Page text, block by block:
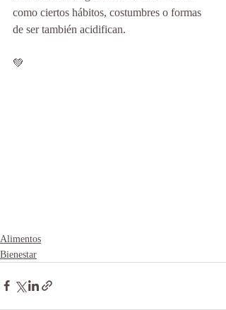
como ciertos hábitos, costumbres o formas
de ser también acidifican.
💚
Alimentos
Bienestar